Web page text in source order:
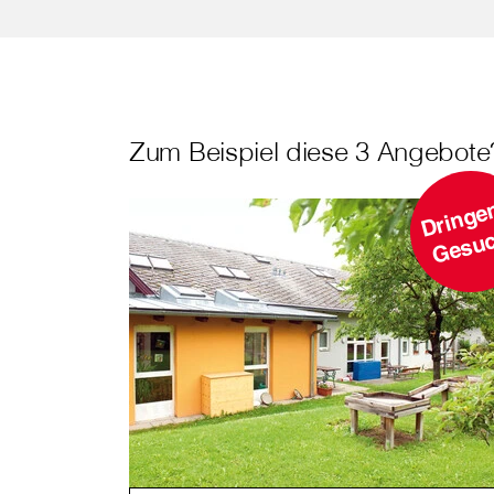
Zum Beispiel diese 3